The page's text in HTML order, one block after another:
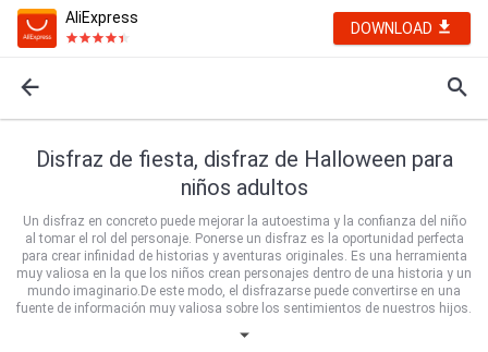
AliExpress
DOWNLOAD
Disfraz de fiesta, disfraz de Halloween para
niños adultos
Un disfraz en concreto puede mejorar la autoestima y la confianza del niño
al tomar el rol del personaje. Ponerse un disfraz es la oportunidad perfecta
para crear infinidad de historias y aventuras originales. Es una herramienta
muy valiosa en la que los niños crean personajes dentro de una historia y un
mundo imaginario.De este modo, el disfrazarse puede convertirse en una
fuente de información muy valiosa sobre los sentimientos de nuestros hijos.